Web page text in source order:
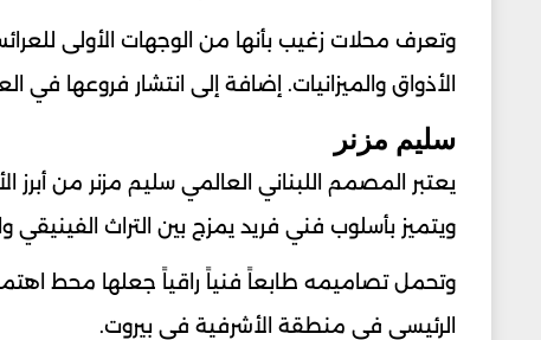
وتعرف محلات زغيب بأنها من الوجهات الأولى
الأذواق والميزانيات. إضافة إلى انتشار فروعها في
سليم مزنر
يعتبر المصمم اللبناني العالمي سليم مزنر من أبرز
ويتميز بأسلوب فني فريد يمزج بين التراث الفينيقي
وتحمل تصاميمه طابعاً فنياً راقياً جعلها محط
الرئيسي في منطقة الأشرفية في بيروت.